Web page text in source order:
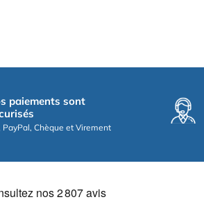
paiements sont
PayPal, Chèque et Virement